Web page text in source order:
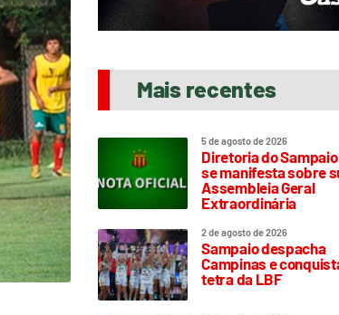
Mais recentes
5 de agosto de 2026
Diretoria do
se manifesta sobre
Assembleia Geral
Extraordinária
2 de agosto de 2026
Sampaio despacha
Campinas e
tetra da LBF